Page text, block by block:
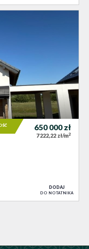
650 000zł
7 222,22 zł/m2
DODAJ
DO NOTATNIKA